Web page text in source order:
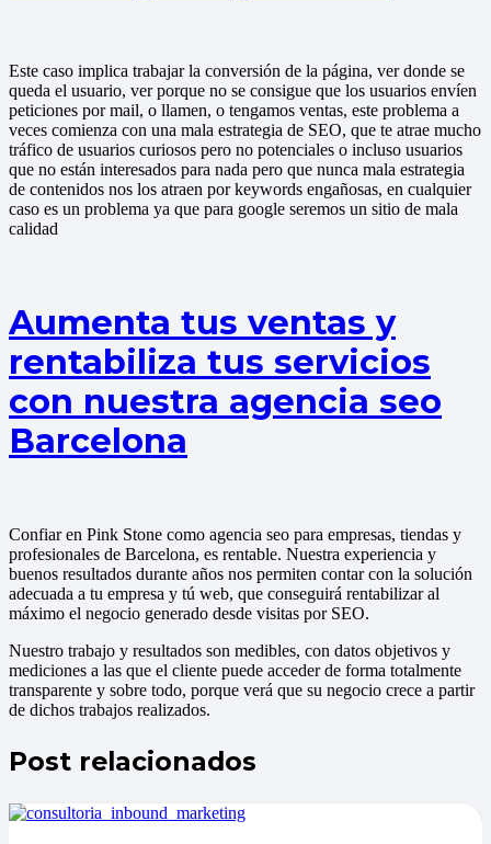
Este caso implica trabajar la conversión de la página, ver donde se
queda el usuario, ver porque no se consigue que los usuarios envíen
peticiones por mail, o llamen, o tengamos ventas, este problema a
veces comienza con una mala estrategia de SEO, que te atrae mucho
tráfico de usuarios curiosos pero no potenciales o incluso usuarios
que no están interesados para nada pero que nunca mala estrategia
de contenidos nos los atraen por keywords engañosas, en cualquier
caso es un problema ya que para google seremos un sitio de mala
calidad
Aumenta tus ventas y
rentabiliza tus servicios
con nuestra agencia seo
Barcelona
Confiar en Pink Stone como agencia seo para empresas, tiendas y
profesionales de Barcelona, es rentable. Nuestra experiencia y
buenos resultados durante años nos permiten contar con la solución
adecuada a tu empresa y tú web, que conseguirá rentabilizar al
máximo el negocio generado desde visitas por SEO.
Nuestro trabajo y resultados son medibles, con datos objetivos y
mediciones a las que el cliente puede acceder de forma totalmente
transparente y sobre todo, porque verá que su negocio crece a partir
de dichos trabajos realizados.
Post relacionados